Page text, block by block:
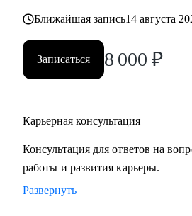
карьерных кризисов
Кому могу помочь:
• Руководителям высшего звена и
(Supply Chain), Электронной
Региональные и Территориальные
партнеры (HRBP)
• Ведущим специалистам и
Ближайшая запись14 августа
Записаться 8 000 ₽
Карьерная консультация
Консультация для ответов на
работы и развития карьеры.
Развернуть